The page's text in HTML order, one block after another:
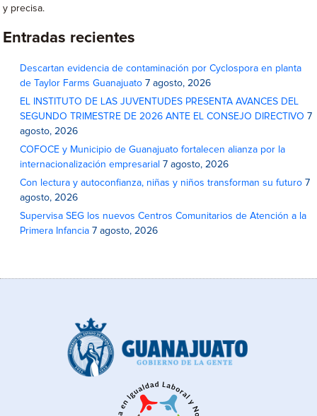
y precisa.
Entradas recientes
Descartan evidencia de contaminación por Cyclospora en planta
de Taylor Farms Guanajuato 7 agosto, 2026
EL INSTITUTO DE LAS JUVENTUDES PRESENTA AVANCES DEL
SEGUNDO TRIMESTRE DE 2026 ANTE EL CONSEJO DIRECTIVO 7
agosto, 2026
COFOCE y Municipio de Guanajuato fortalecen alianza por la
internacionalización empresarial 7 agosto, 2026
Con lectura y autoconfianza, niñas y niños transforman su futuro 7
agosto, 2026
Supervisa SEG los nuevos Centros Comunitarios de Atención a la
Primera Infancia 7 agosto, 2026